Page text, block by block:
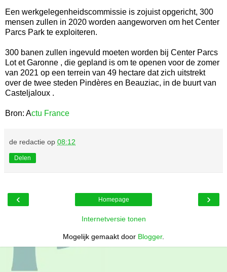
Een werkgelegenheidscommissie is zojuist opgericht, 300
mensen zullen in 2020 worden aangeworven om het Center
Parcs Park te exploiteren.
300 banen zullen ingevuld moeten worden bij Center Parcs
Lot et Garonne , die gepland is om te openen voor de zomer
van 2021 op een terrein van 49 hectare dat zich uitstrekt
over de twee steden Pindères en Beauziac, in de buurt van
Casteljaloux .
Bron: Actu France
de redactie op 08:12
Delen
‹ ›
Homepage
Internetversie tonen
Mogelijk gemaakt door Blogger.